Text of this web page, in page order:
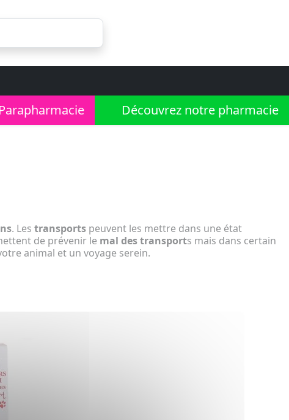
Parapharmacie Découvrez notre pharmacie
. Les transports peuvent les mettre dans une état
de prévenir le mal des transports mais dans certain
animal et un voyage serein.